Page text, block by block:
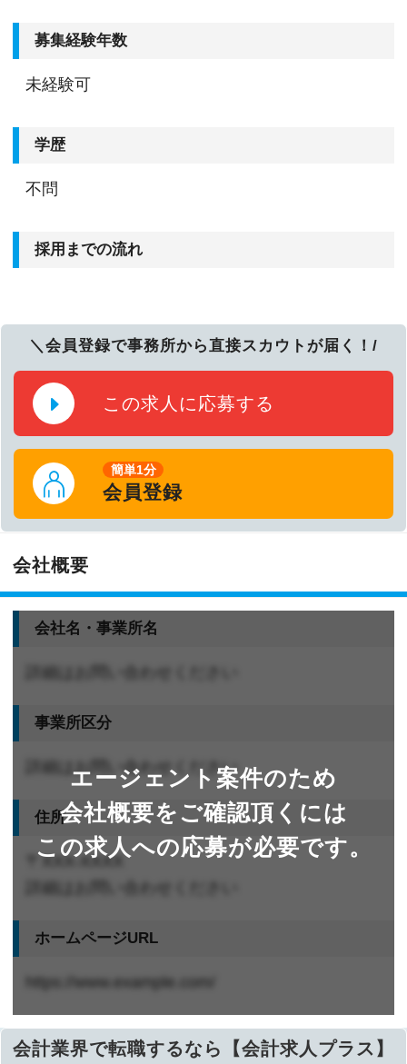
募集経験年数
未経験可
学歴
不問
採用までの流れ
＼会員登録で事務所から直接スカウトが届く！/
この求人に応募する
簡単1分
会員登録
会社概要
エージェント案件のため
会社概要をご確認頂くには
この求人への応募が必要です。
会社名・事業所名
事業所区分
詳細はお問い合わせください
住所
〒XXX-XXXX
ホームページURL
https://www.example.com/
会計業界で転職するなら【会計求人プラス】